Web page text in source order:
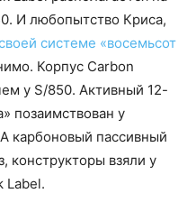
И любопытство Криса,
системе «восемьсот
Корпус Carbon
у S/850. Активный 12-
позаимствован у
карбоновый пассивный
конструкторы взяли у
Label.